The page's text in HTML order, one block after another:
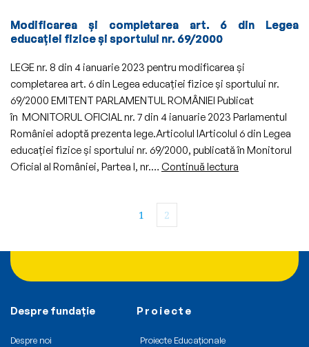
şi
nr.
4.865/2011
juridică
cu
de
nivel
preșcolar
și/sau
antepreșcolar
și
în
Calendarului
copiilor
Modificarea și completarea art. 6 din Legea
educației fizice și sportului nr. 69/2000
LEGE nr. 8 din 4 ianuarie 2023 pentru modificarea și
completarea art. 6 din Legea educației fizice și sportului nr.
69/2000 EMITENT PARLAMENTUL ROMÂNIEI Publicat
în MONITORUL OFICIAL nr. 7 din 4 ianuarie 2023 Parlamentul
României adoptă prezenta lege.Articolul IArticolul 6 din Legea
educației fizice și sportului nr. 69/2000, publicată în Monitorul
Oficial al României, Partea I, nr.… Continuă lectura
din
educației
1 2
Despre fundație
Despre noi
Proiecte
Proiecte Educaționale